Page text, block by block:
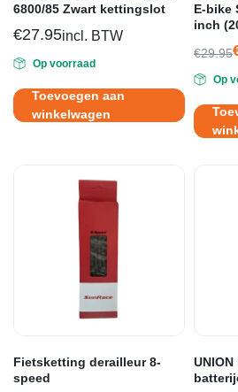
6800/85 Zwart kettingslot
€27.95incl. BTW
Op voorraad
Toevoegen aan
winkelwagen
E-bike
inch
€29.95
prijs
was:
€29.95.
prijs
is:
€13.95.
Op
Fietsketting derailleur 8-
speed